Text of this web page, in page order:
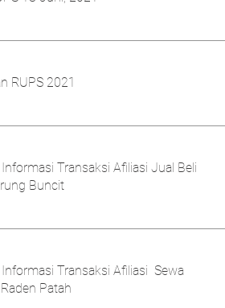
RUPS 2021
Transaksi Afiliasi Jual Beli
Buncit
Transaksi Afiliasi Sewa
Patah